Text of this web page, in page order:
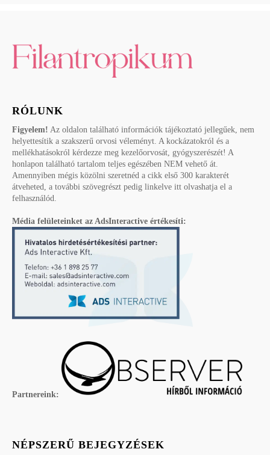
RÓLUNK
Figyelem! Az oldalon található információk tájékoztató jellegűek, nem
helyettesítik a szakszerű orvosi véleményt. A kockázatokról és a
mellékhatásokról kérdezze meg kezelőorvosát, gyógyszerészét! A
honlapon található tartalom teljes egészében NEM vehető át.
Amennyiben mégis közölni szeretnéd a cikk első 300 karakterét
átveheted, a további szövegrészt pedig linkelve itt olvashatja el a
felhasználód.
Média felületeinket az AdsInteractive értékesíti:
Partnereink:
NÉPSZERŰ BEJEGYZÉSEK